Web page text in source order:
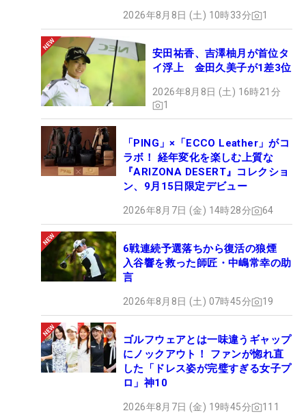
2026年8月8日 (土) 10時33分 1
安田祐香、吉澤柚月が首位タ
イ浮上 金田久美子が1差3位
2026年8月8日 (土) 16時21分
1
「PING」×「ECCO Leather」がコ
ラボ！ 経年変化を楽しむ上質な
『ARIZONA DESERT』コレクショ
ン、9月15日限定デビュー
2026年8月7日 (金) 14時28分 64
6戦連続予選落ちから復活の狼煙
入谷響を救った師匠・中嶋常幸の助
言
2026年8月8日 (土) 07時45分 19
ゴルフウェアとは一味違うギャップ
にノックアウト！ ファンが惚れ直
した「ドレス姿が完璧すぎる女子プ
ロ」神10
2026年8月7日 (金) 19時45分 111